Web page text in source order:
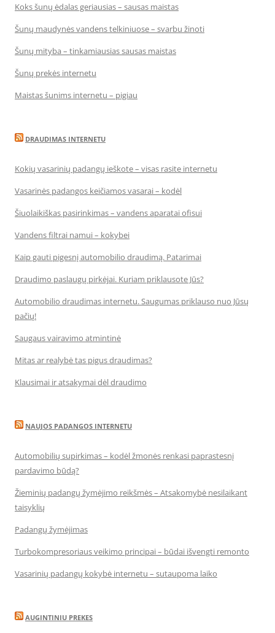
Koks šunų ėdalas geriausias – sausas maistas
Šunų maudynės vandens telkiniuose – svarbu žinoti
Šunų mityba – tinkamiausias sausas maistas
Šunų prekės internetu
Maistas šunims internetu – pigiau
DRAUDIMAS INTERNETU
Kokių vasarinių padangų ieškote – visas rasite internetu
Vasarinės padangos keičiamos vasarai – kodėl
Šiuolaikiškas pasirinkimas – vandens aparatai ofisui
Vandens filtrai namui – kokybei
Kaip gauti pigesnį automobilio draudimą. Patarimai
Draudimo paslaugų pirkėjai. Kuriam priklausote Jūs?
Automobilio draudimas internetu. Saugumas priklauso nuo Jūsų
pačių!
Saugaus vairavimo atmintinė
Mitas ar realybė tas pigus draudimas?
Klausimai ir atsakymai dėl draudimo
NAUJOS PADANGOS INTERNETU
Automobilių supirkimas – kodėl žmonės renkasi paprastesnį
pardavimo būdą?
Žieminių padangų žymėjimo reikšmės – Atsakomybė nesilaikant
taisyklių
Padangų žymėjimas
Turbokompresoriaus veikimo principai – būdai išvengti remonto
Vasarinių padangų kokybė internetu – sutaupoma laiko
AUGINTINIU PREKES